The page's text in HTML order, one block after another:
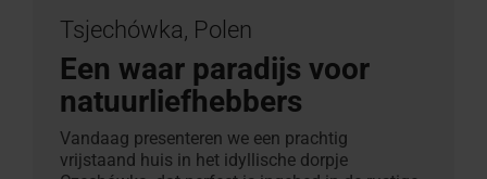
Tsjechówka, Polen
Een waar paradijs voor
natuurliefhebbers
Vandaag presenteren we een prachtig
vrijstaand huis in het idyllische dorpje